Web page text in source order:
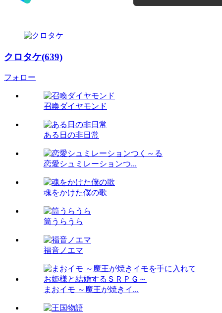
クロタケ(639)
フォロー
召喚ダイヤモンド
ある日の非日常
恋愛シュミレーションつ...
魂をかけた僕の歌
筒うらうら
福音ノエマ
まおイモ ～魔王が焼きイ...